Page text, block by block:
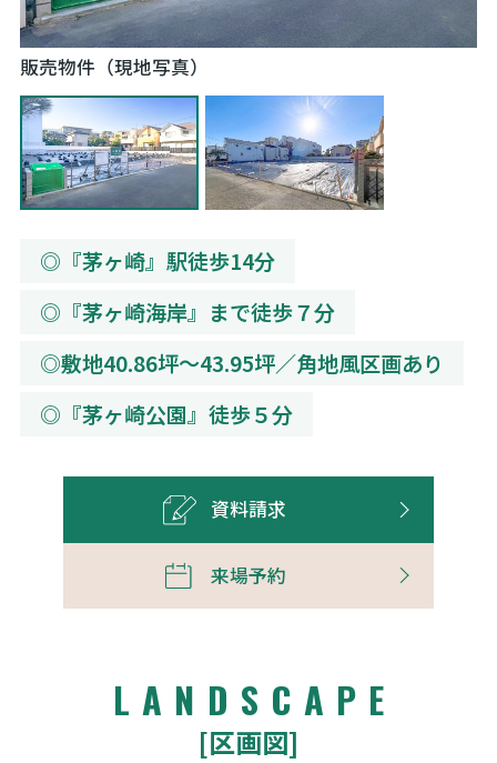
販売物件（現地写真）
◎『茅ヶ崎』駅徒歩14分
◎『茅ヶ崎海岸』まで徒歩７分
◎敷地40.86坪～43.95坪／角地風区画あり
◎『茅ヶ崎公園』徒歩５分
資料請求
来場予約
LANDSCAPE
[区画図]